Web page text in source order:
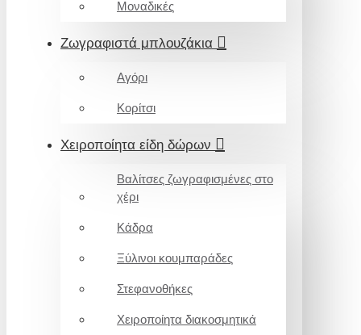
Μοναδικές
Ζωγραφιστά μπλουζάκια
Αγόρι
Κορίτσι
Χειροποίητα είδη δώρων
Βαλίτσες ζωγραφισμένες στο
χέρι
Κάδρα
Ξύλινοι κουμπαράδες
Στεφανοθήκες
Χειροποίητα διακοσμητικά